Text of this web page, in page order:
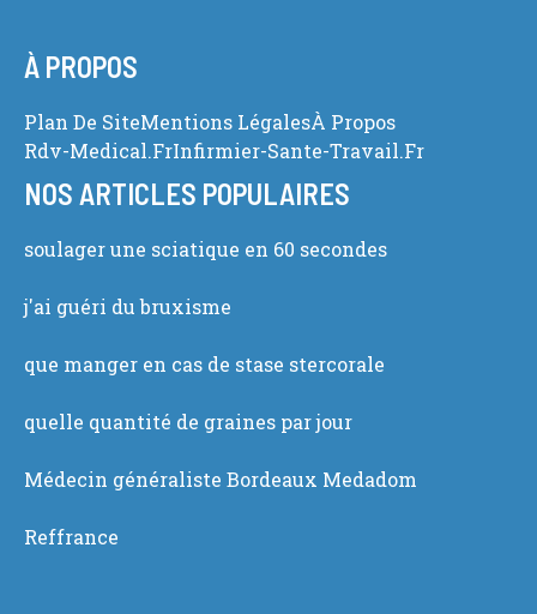
À PROPOS
Plan De SiteMentions LégalesÀ Propos
Rdv-Medical.frInfirmier-Sante-Travail.fr
NOS ARTICLES POPULAIRES
soulager une sciatique en 60 secondes
j'ai guéri du bruxisme
que manger en cas de stase stercorale
quelle quantité de graines par jour
Médecin généraliste Bordeaux Medadom
Reffrance